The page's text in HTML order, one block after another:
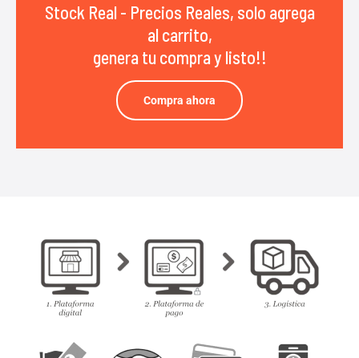
Stock Real - Precios Reales, solo agrega
al carrito,
genera tu compra y listo!!
Compra ahora